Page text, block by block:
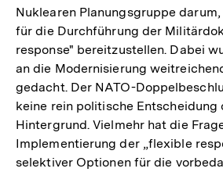
Nuklearen Planungsgruppe
für die Durchführung der
response" bereitzustellen. Dabei
an die Modernisierung
gedacht. Der NATO-
keine rein politische Entscheidung
Hintergrund. Vielmehr hat die
Implementierung der „flexible
selektiver Optionen für die